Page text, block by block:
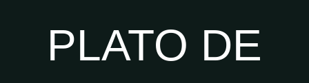
PLATO DE